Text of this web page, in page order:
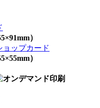
）
ョップカード
）